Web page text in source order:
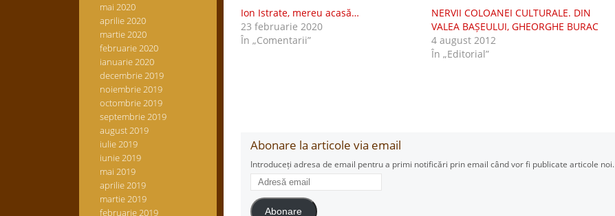
mai 2020
aprilie 2020
martie 2020
februarie 2020
ianuarie 2020
decembrie 2019
noiembrie 2019
octombrie 2019
septembrie 2019
august 2019
iulie 2019
iunie 2019
mai 2019
aprilie 2019
martie 2019
februarie 2019
Ion Istrate, mereu acasă…
23 februarie 2020
În „Comentarii”
NERVII COLOANEI CULTURALE. DIN
VALEA BAȘEULUI, GHEORGHE BURAC
4 august 2012
În „Editorial”
Abonare la articole via email
Introduceți adresa de email pentru a primi notificări prin email când vor fi publicate articole noi.
Adresă
email
Abonare